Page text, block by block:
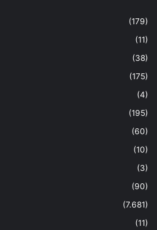
(179)
(11)
(38)
(175)
(4)
(195)
(60)
(10)
(3)
(90)
(7.681)
(11)